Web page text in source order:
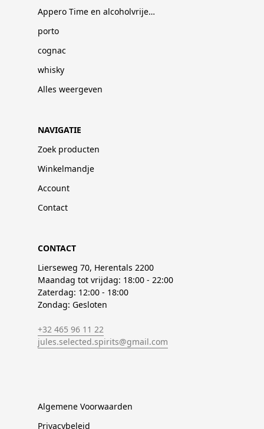
Appero Time en alcoholvrije dranken
porto
cognac
whisky
Alles weergeven
NAVIGATIE
Zoek producten
Winkelmandje
Account
Contact
CONTACT
Lierseweg 70, Herentals 2200
Maandag tot vrijdag: 18:00 - 22:00
Zaterdag: 12:00 - 18:00
Zondag: Gesloten
+32 465 96 11 22
jules.selected.spirits@gmail.com
Algemene Voorwaarden
Privacybeleid